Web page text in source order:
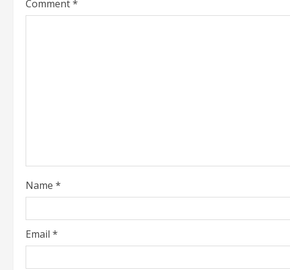
u
i
n
g
Comment*
Name *
Email *